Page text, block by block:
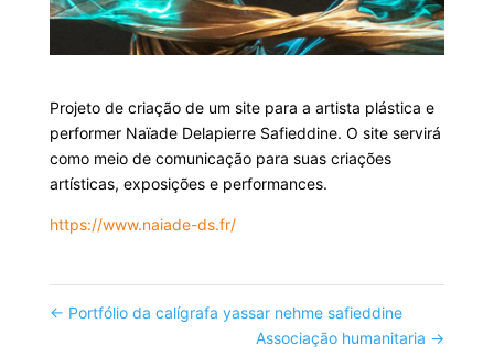
Projeto de criação de um site para a artista plástica e
performer Naïade Delapierre Safieddine. O site servirá
como meio de comunicação para suas criações
artísticas, exposições e performances.
https://www.naiade-ds.fr/
← Portfólio da calígrafa yassar nehme safieddine
Associação humanitaria →